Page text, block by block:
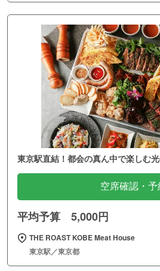
東京駅直結！都会の真ん中で楽しむ
空席確認・予
平均予算 5,000円
THE ROAST KOBE Meat House
東京駅／東京都